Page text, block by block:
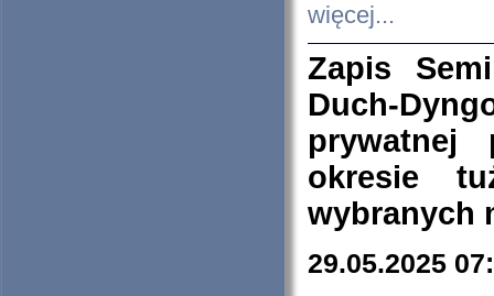
więcej...
Zapis
Duch-
prywatnej
okresie
wybranych
29.05.2025